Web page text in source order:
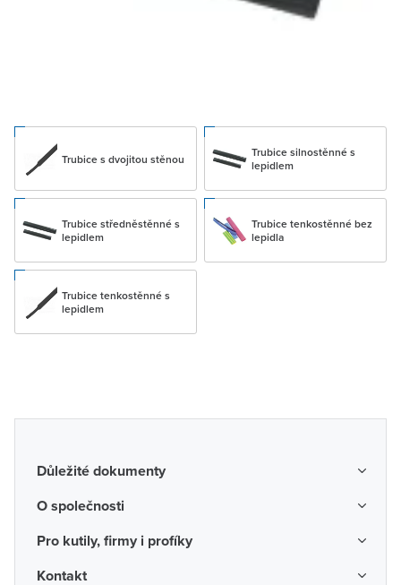
Trubice s dvojitou stěnou
Trubice silnostěnné s
lepidlem
Trubice středněstěnné s
lepidlem
Trubice tenkostěnné bez
lepidla
Trubice tenkostěnné s
lepidlem
Důležité dokumenty
Obchodní podmínky
Reklamace a vrácení zboží
Odstoupení od smlouvy
O společnosti
O nás
Pro kutily, firmy i profíky
Katalogy probíhajících akcí
Kontakt